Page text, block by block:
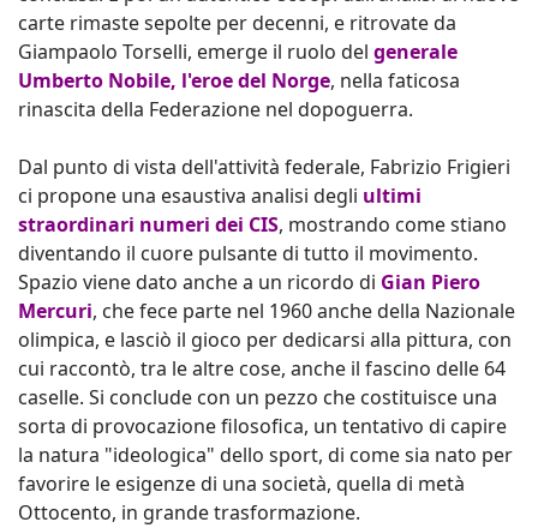
carte rimaste sepolte per decenni, e ritrovate da
Giampaolo Torselli, emerge il ruolo del generale
Umberto Nobile, l'eroe del Norge, nella faticosa
rinascita della Federazione nel dopoguerra.
Dal punto di vista dell'attività federale, Fabrizio Frigieri
ci propone una esaustiva analisi degli ultimi
straordinari numeri dei CIS, mostrando come stiano
diventando il cuore pulsante di tutto il movimento.
Spazio viene dato anche a un ricordo di Gian Piero
Mercuri, che fece parte nel 1960 anche della Nazionale
olimpica, e lasciò il gioco per dedicarsi alla pittura, con
cui raccontò, tra le altre cose, anche il fascino delle 64
caselle. Si conclude con un pezzo che costituisce una
sorta di provocazione filosofica, un tentativo di capire
la natura "ideologica" dello sport, di come sia nato per
favorire le esigenze di una società, quella di metà
Ottocento, in grande trasformazione.